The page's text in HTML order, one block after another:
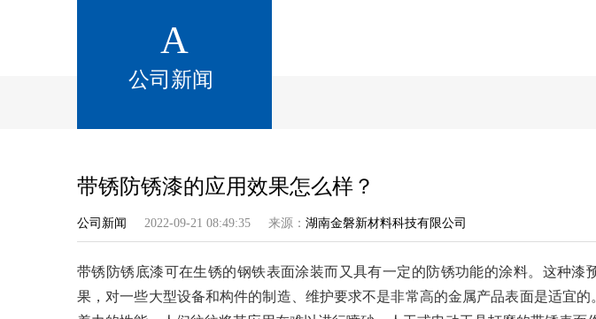
A
公司新闻
带锈防锈漆的应用效果怎么样？
公司新闻 2022-09-21 08:49:35 来源： 湖南金磐新材料科技有限公司
带锈防锈底漆可在生锈的钢铁表面涂装而又具有一定的防锈功能的涂料。这种漆
果，对一些大型设备和构件的制造、维护要求不是非常高的金属产品表面是适宜